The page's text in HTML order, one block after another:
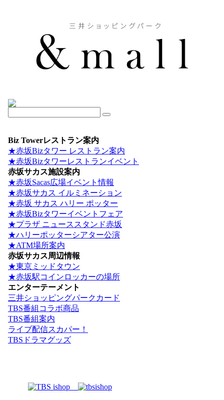
Biz Towerレストラン案内
★赤坂Bizタワー レストラン案内
★赤坂Bizタワーレストランイベント
赤坂サカス施設案内
★赤坂Sacas広場イベント情報
★赤坂サカス イルミネーション
★赤坂 サカス ハリー ポッター
★赤坂Bizタワーイベントフェア
★プラザ ニューススタンド赤坂
★ハリーポッターシアター公演
★ATM場所案内
赤坂サカス周辺情報
★東京ミッドタウン
★赤坂駅コインロッカーの場所
エンターテーメント
三井ショッピングパークカード
TBS番組コラボ商品
TBS番組案内
ライブ配信スカパー！
TBSドラマグッズ